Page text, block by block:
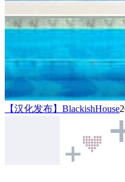
【汉化发布】BlackishHouse